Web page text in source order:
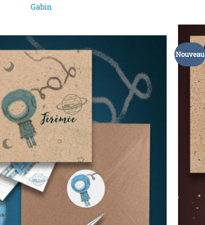
Gabin
Nouveau